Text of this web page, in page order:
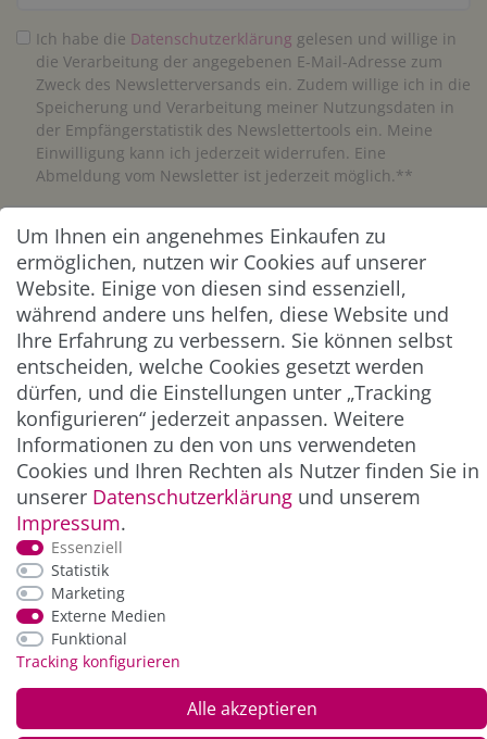
Ich habe die Daten­schutz­erklärung gelesen und willige in
die Verarbeitung der angegebenen E-Mail-Adresse zum
Zweck des Newsletterversands ein. Zudem willige ich in die
Speicherung und Verarbeitung meiner Nutzungsdaten in
der Empfängerstatistik des Newslettertools ein. Meine
Einwilligung kann ich jederzeit widerrufen. Eine
Abmeldung vom Newsletter ist jederzeit möglich.**
Abonnieren
** Hierbei handelt es sich um ein Pflichtfeld.
ZAHLUNG & VERSAND
*Alle Preise inkl. der gesetzl. MwSt. zzgl.
und Versandkosten
Um Ihnen ein angenehmes Einkaufen zu
ermöglichen, nutzen wir Cookies auf unserer
Website. Einige von diesen sind essenziell,
während andere uns helfen, diese Website und
Ihre Erfahrung zu verbessern. Sie können selbst
entscheiden, welche Cookies gesetzt werden
dürfen, und die Einstellungen unter „Tracking
konfigurieren“ jederzeit anpassen. Weitere
Informationen zu den von uns verwendeten
Cookies und Ihren Rechten als Nutzer finden Sie in
unserer Daten­schutz­erklärung und unserem
Impressum.
Essenziell
Statistik
Marketing
Externe Medien
Funktional
Tracking konfigurieren
Alle akzeptieren
© Copyright 2026 Alle Rechte vorbehalten. |